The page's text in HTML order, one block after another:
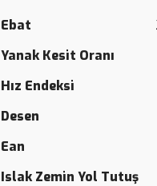
Ebat
Yanak Kesit Oranı
Hız Endeksi
Desen
Ean
Islak Zemin Yol Tutuş